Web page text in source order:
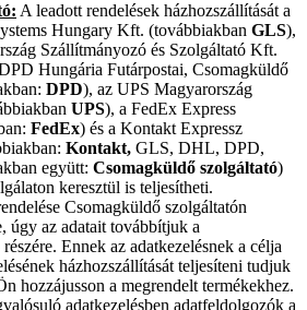
: A leadott rendelések házhozszállítását a
Hungary Kft. (továbbiakban GLS),
Szállítmányozó és Szolgáltató Kft.
Hungária Futárpostai, Csomagküldő
DPD), az UPS Magyarország
UPS), a FedEx Express
FedEx) és a Kontakt Expressz
Kontakt, GLS, DHL, DPD,
együtt: Csomagküldő szolgáltató)
keresztül is teljesítheti.
Csomagküldő szolgáltatón
úgy az adatait továbbítjuk a
Ennek az adatkezelésnek a célja
házhozszállítását teljesíteni tudjuk
hozzájusson a megrendelt termékekhez.
adatkezelésben adatfeldolgozók a